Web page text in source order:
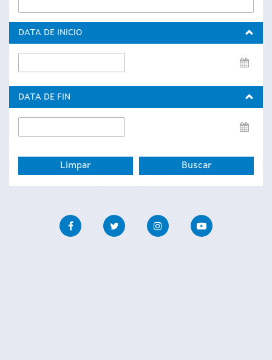
DATA DE INICIO
de
DATA DE FIN
de
FacebookTwitter InstagramYoutube